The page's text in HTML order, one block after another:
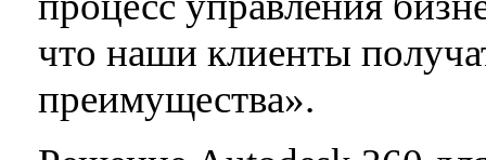
что наши клиенты
преимущества».